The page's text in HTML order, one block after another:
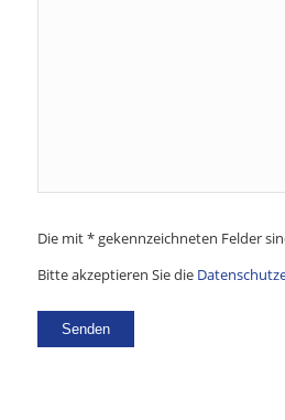
Die mit * gekennzeichneten Felder
Bitte akzeptieren Sie die